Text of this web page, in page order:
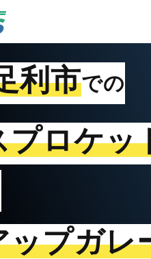
利市での
プロケッ
ップガレ